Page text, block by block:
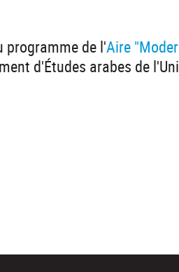
programme de l'Aire
d'Études arabes de